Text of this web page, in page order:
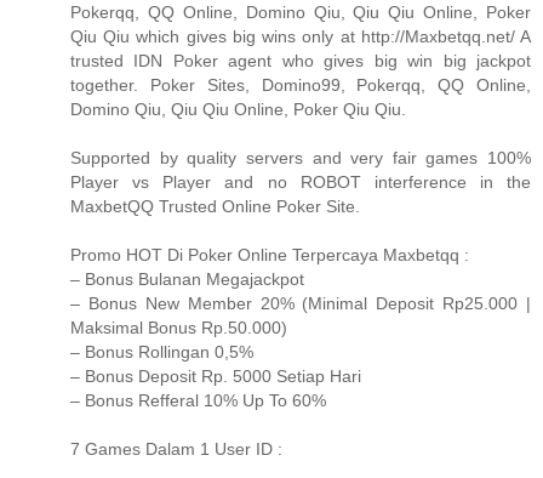
Pokerqq, QQ Online, Domino Qiu, Qiu Qiu Online, Poker
Qiu Qiu which gives big wins only at http://Maxbetqq.net/ A
trusted IDN Poker agent who gives big win big jackpot
together. Poker Sites, Domino99, Pokerqq, QQ Online,
Domino Qiu, Qiu Qiu Online, Poker Qiu Qiu.
Supported by quality servers and very fair games 100%
Player vs Player and no ROBOT interference in the
MaxbetQQ Trusted Online Poker Site.
Promo HOT Di Poker Online Terpercaya Maxbetqq :
– Bonus Bulanan Megajackpot
– Bonus New Member 20% (Minimal Deposit Rp25.000 |
Maksimal Bonus Rp.50.000)
– Bonus Rollingan 0,5%
– Bonus Deposit Rp. 5000 Setiap Hari
– Bonus Refferal 10% Up To 60%
7 Games Dalam 1 User ID :